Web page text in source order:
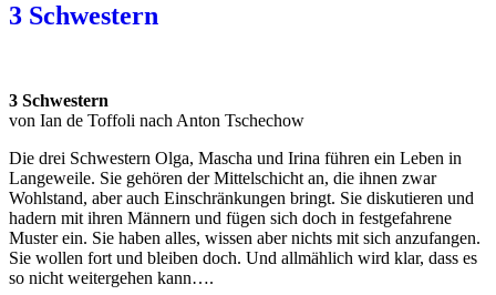
3 Schwestern
3 Schwestern
von Ian de Toffoli nach Anton Tschechow
Die drei Schwestern Olga, Mascha und Irina führen ein Leben in
Langeweile. Sie gehören der Mittelschicht an, die ihnen zwar
Wohlstand, aber auch Einschränkungen bringt. Sie diskutieren und
hadern mit ihren Männern und fügen sich doch in festgefahrene
Muster ein. Sie haben alles, wissen aber nichts mit sich anzufangen.
Sie wollen fort und bleiben doch. Und allmählich wird klar, dass es
so nicht weitergehen kann….